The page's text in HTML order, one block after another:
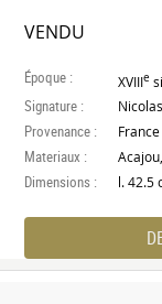
VENDU
Époque : XVIIIe
Signature :
Provenance : France
Materiaux :
Dimensions : l. 42.5